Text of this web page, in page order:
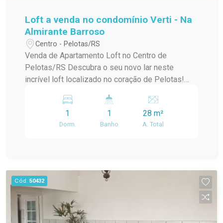
Loft a venda no condomínio Verti - Na
Almirante Barroso
Centro - Pelotas/RS
Venda de Apartamento Loft no Centro de
Pelotas/RS Descubra o seu novo lar neste
incrível loft localizado no coração de Pelotas!
construção, oferece o melhor da modernidade e
conforto, ideal para quem busca praticidade e
estilo de vida urbano. Com uma localização
entretenimento. O condomínio conta com uma
infraestrutura de lazer completa, perfeita para
relaxar e aproveitar momentos especiais com
amigos e familiares. O loft possui um design
1
Dorm.
1
Banho
28 m²
A. Total
Cód. 50432